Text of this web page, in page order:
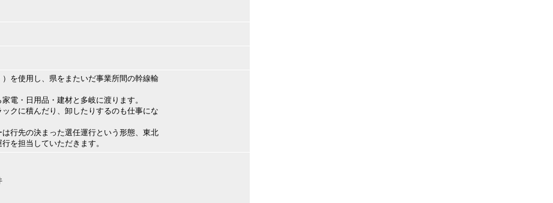
を使用し、県をまたいだ事業所間の幹線輸
電・日用品・建材と多岐に渡ります。
クに積んだり、卸したりするのも仕事にな
行先の決まった選任運行という形態、東北
を担当していただきます。